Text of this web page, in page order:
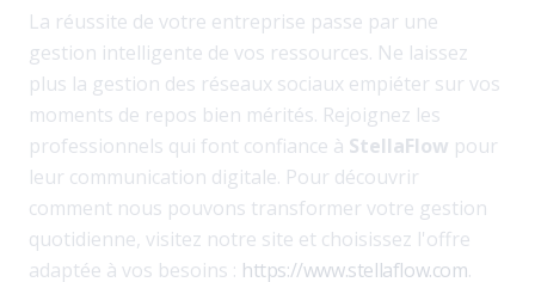
La réussite de votre entreprise passe par une
gestion intelligente de vos ressources. Ne laissez
plus la gestion des réseaux sociaux empiéter sur vos
moments de repos bien mérités. Rejoignez les
professionnels qui font confiance à StellaFlow pour
leur communication digitale. Pour découvrir
comment nous pouvons transformer votre gestion
quotidienne, visitez notre site et choisissez l'offre
adaptée à vos besoins : https://www.stellaflow.com.